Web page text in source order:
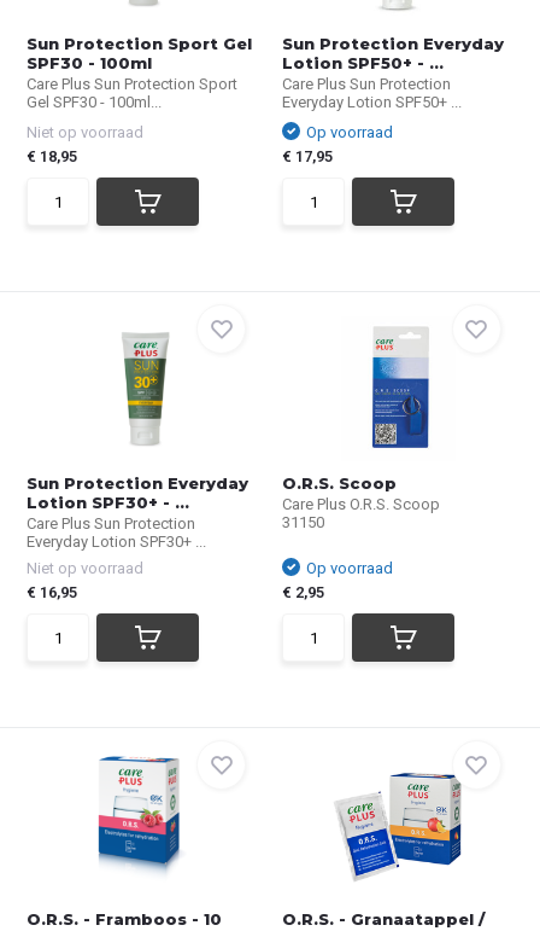
Sun Protection Sport Gel
SPF30 - 100ml
Care Plus Sun Protection Sport
Gel SPF30 - 100ml...
Niet op voorraad
€ 18,95
Sun Protection Everyday
Lotion SPF50+ - ...
Care Plus Sun Protection
Everyday Lotion SPF50+ ...
Op voorraad
€ 17,95
Sun Protection Everyday
Lotion SPF30+ - ...
Care Plus Sun Protection
Everyday Lotion SPF30+ ...
Niet op voorraad
€ 16,95
O.R.S. Scoop
Care Plus O.R.S. Scoop
31150
Op voorraad
€ 2,95
O.R.S. - Framboos - 10
O.R.S. - Granaatappel /